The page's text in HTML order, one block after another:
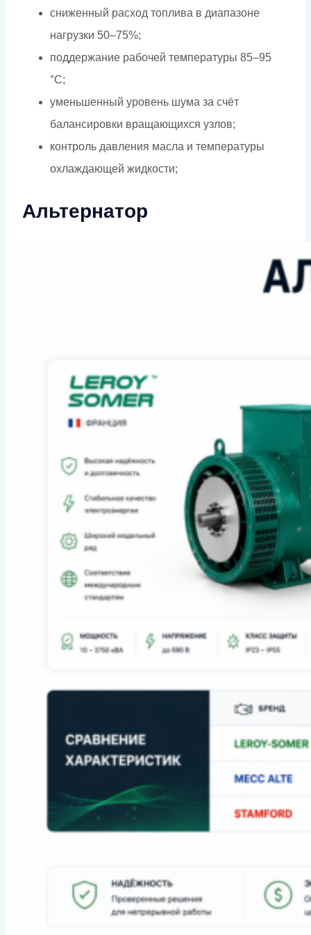
сниженный расход топлива в диапазоне
нагрузки 50–75%;
поддержание рабочей температуры 85–95
°C;
уменьшенный уровень шума за счёт
балансировки вращающихся узлов;
контроль давления масла и температуры
охлаждающей жидкости;
Альтернатор